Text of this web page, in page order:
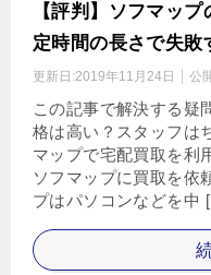
【評判】ソフマッ
定時間の長さで失敗
更新日:2019年11月24日 公
この記事で解決する疑
格は高い？スタッフは
マップで宅配買取を利
ソフマップに買取を依
プはパソコンなどを中